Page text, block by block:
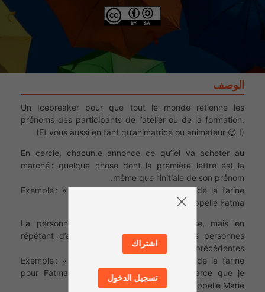
الوصف
Un Icebreaker pour que tout le monde retienne les
prénoms des participants de l’atelier ou de la formation.
(Et vous aussi en tant qu’animatrice ou animateur 😉 !)
En cercle, chacun.e annonce ce qu’iel va acheter au
marché : quelque chose dont la première lettre est la
même que l’initiale de son prénom.
Exemple : « Je vais au marché et j’achète de la farine
pour moi parce que je m’appelle Fatma »
La personne suivante fait la même chose, mais en
répétant d’abord le prénom et l’achat des personnes
précédentes.
Exemple : « Je vais au marché et j’achète de la farine
pour Fatma et des mangues pour moi, parce que je
m’appelle Marie »
اشتراك
تسجيل الدخول